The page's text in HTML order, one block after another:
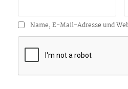
Name, E-Mail-Adresse und